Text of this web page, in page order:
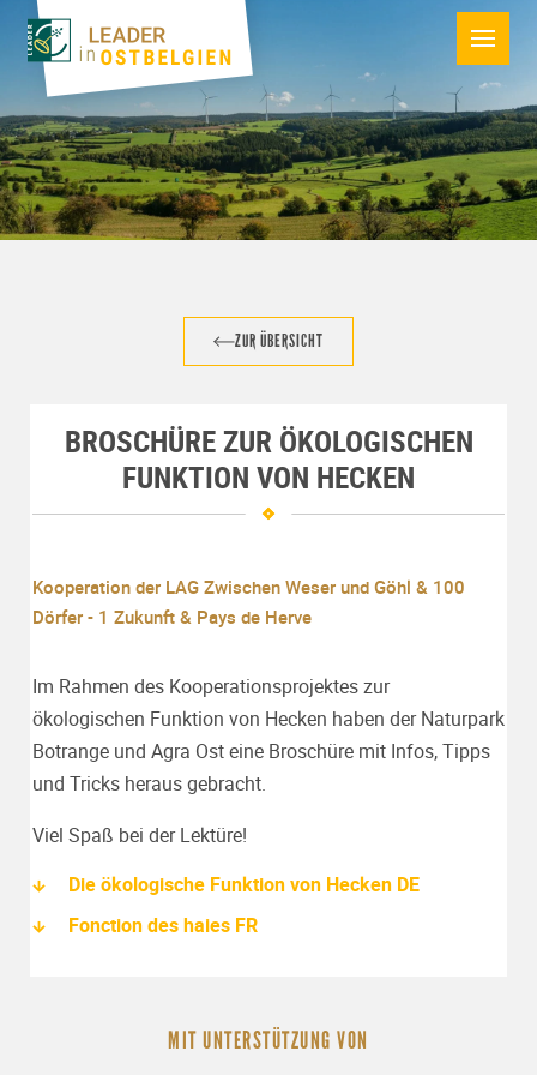
ZUR ÜBERSICHT
BROSCHÜRE ZUR ÖKOLOGISCHEN
FUNKTION VON HECKEN
Kooperation der LAG Zwischen Weser und Göhl & 100
Dörfer - 1 Zukunft & Pays de Herve
Im Rahmen des Kooperationsprojektes zur
ökologischen Funktion von Hecken haben der Naturpark
Botrange und Agra Ost eine Broschüre mit Infos, Tipps
und Tricks heraus gebracht.
Viel Spaß bei der Lektüre!
Die ökologische Funktion von Hecken DE
Fonction des haies FR
MIT UNTERSTÜTZUNG VON